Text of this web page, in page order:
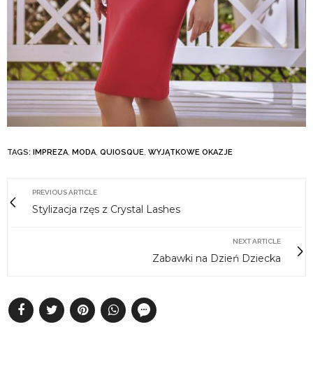
TAGS: IMPREZA, MODA, QUIOSQUE, WYJĄTKOWE OKAZJE
PREVIOUS ARTICLE
Stylizacja rzęs z Crystal Lashes
NEXT ARTICLE
Zabawki na Dzień Dziecka